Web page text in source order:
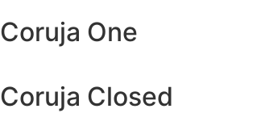
Coruja One
Coruja Closed